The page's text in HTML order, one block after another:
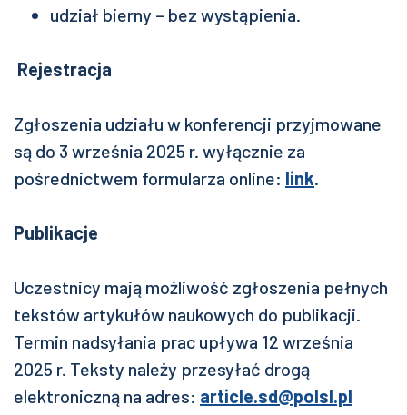
udział bierny – bez wystąpienia.
Rejestracja
Zgłoszenia udziału w konferencji przyjmowane
są do 3 września 2025 r. wyłącznie za
pośrednictwem formularza online: link.
Publikacje
Uczestnicy mają możliwość zgłoszenia pełnych
tekstów artykułów naukowych do publikacji.
Termin nadsyłania prac upływa 12 września
2025 r. Teksty należy przesyłać drogą
elektroniczną na adres: article.sd@polsl.pl